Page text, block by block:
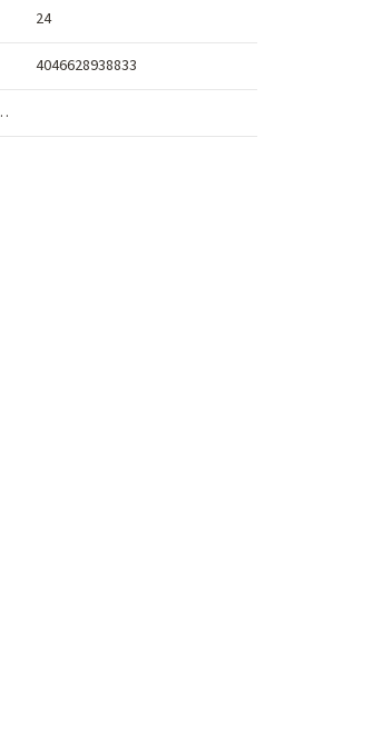
24
4046628938833